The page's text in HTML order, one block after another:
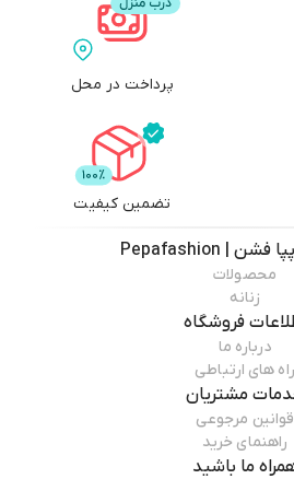
پرداخت در محل
تضمین کیفیت
پپا فشن | Pepafashion
محصولات
زنانه
فروشگاه
درباره ما
راه های ارتباطی
مشتریان
قوانین مرجوعی
راهنمای خرید
ما باشید